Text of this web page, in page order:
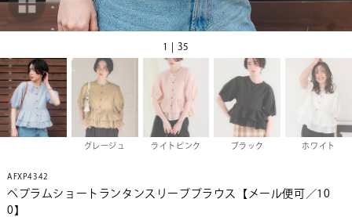
1 | 35
グレージュ ライトピンク ブラック ホワイト
AFXP4342
ペプラムショートランタンスリーブブラウス【メール便可／10
0】